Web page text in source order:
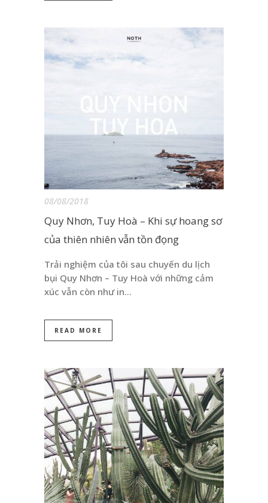
08/08/2018
Quy Nhơn, Tuy Hoà – Khi sự hoang sơ
của thiên nhiên vẫn tồn đọng
Trải nghiệm của tôi sau chuyến du lịch
bụi Quy Nhơn – Tuy Hoà với những cảm
xúc vẫn còn như in…
READ MORE